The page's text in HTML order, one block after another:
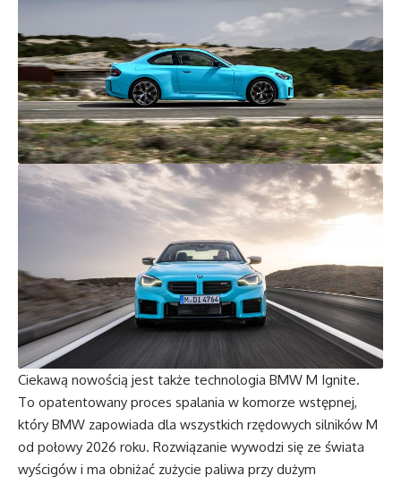
Ciekawą nowością jest także technologia BMW M Ignite.
To opatentowany proces spalania w komorze wstępnej,
który BMW zapowiada dla wszystkich rzędowych silników M
od połowy 2026 roku. Rozwiązanie wywodzi się ze świata
wyścigów i ma obniżać zużycie paliwa przy dużym